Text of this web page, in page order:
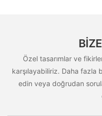
Özel tasarımlar ve
karşılayabiliriz. Daha
edin veya doğrudan